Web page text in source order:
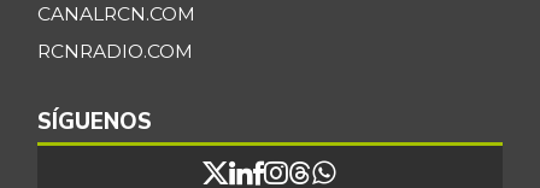
CANALRCN.COM
RCNRADIO.COM
SÍGUENOS